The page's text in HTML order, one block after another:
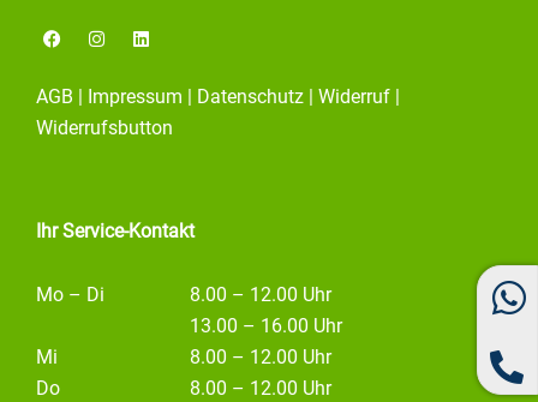
F
a
e
b
o
o
I
n
a
g
r
L
i
e
d
i
AGB Impressum Datenschutz Widerruf
Widerrufsbutton
Ihr Service-Kontakt
Mo – Di
8.00 – 12.00 Uhr
13.00 – 16.00 Uhr
Mi
8.00 – 12.00 Uhr
Do
8.00 – 12.00 Uhr